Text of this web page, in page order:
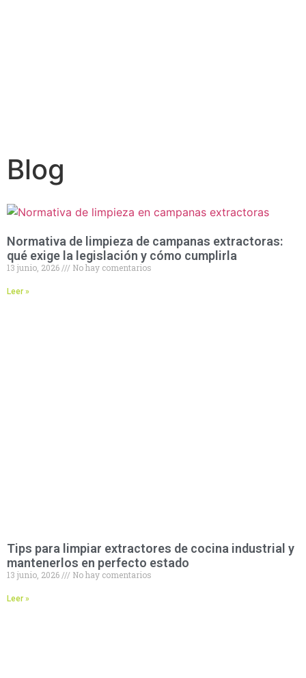
Blog
Normativa de limpieza de campanas extractoras:
qué exige la legislación y cómo cumplirla
13 junio, 2026 No hay comentarios
Leer »
Tips para limpiar extractores de cocina industrial y
mantenerlos en perfecto estado
13 junio, 2026 No hay comentarios
Leer »